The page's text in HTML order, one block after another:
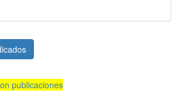
publicaciones